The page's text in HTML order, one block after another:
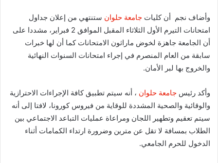
وأضاف نجم أن كليات جامعة حلوان ستنتهي من إعلان جداول
امتحانات التيرم الأول الثلاثاء المقبل الموافق 2 فبراير، مشددا على
أن الجامعة جاهزة لخوض ماراثون الامتحانات كما أن لها خبرات
سابقة من العام المنصرم في إجراء امتحانات السنوات النهائية
والخروج بها لبر الأمان.
وأكد رئيس جامعة حلوان ، أنه سيتم تطبيق كافة الإجراءات الاحترازية
والوقائية والصحية المشددة للوقاية من فيروس كورونا، لافتا إلى أنه
سيتم تعقيم وتطهير اللجان ومراعاة عمليات التباعد الاجتماعي بين
الطلاب بمسافة لا تقل عن مترين وضرورة ارتداء الكمامات أثناء
الدخول للحرم الجامعي.